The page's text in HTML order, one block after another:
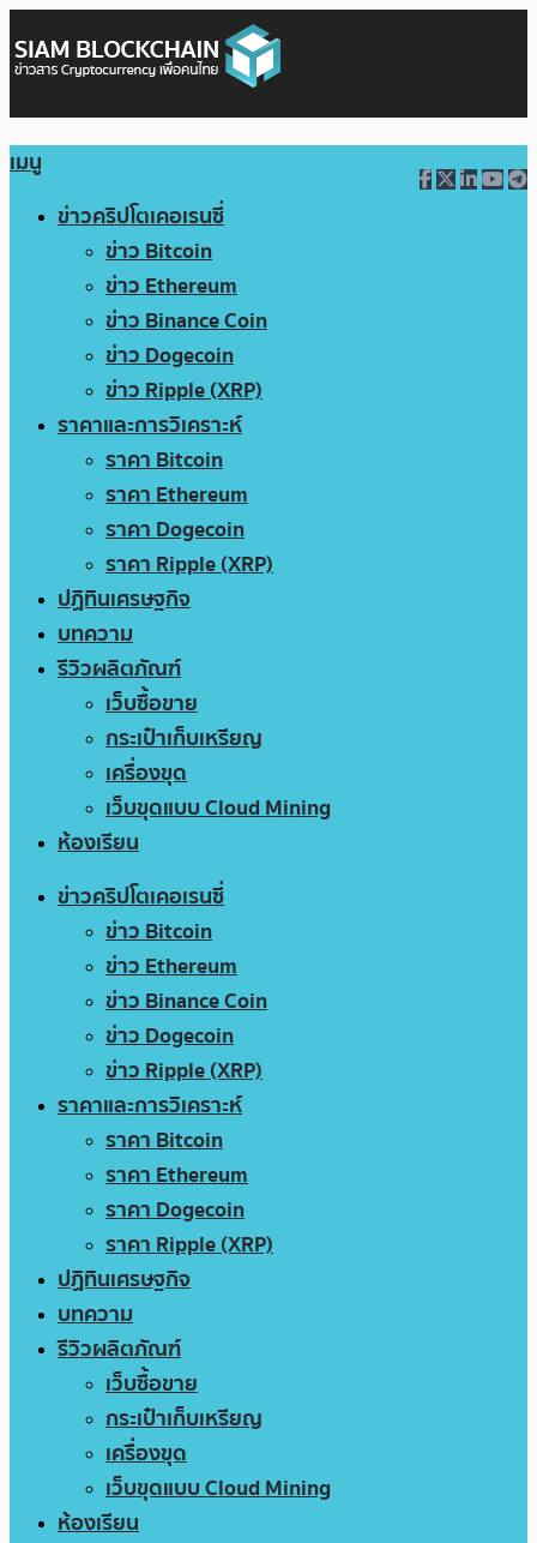
เมนู
ข่าวคริปโตเคอเรนซี่
ข่าว Bitcoin
ข่าว Ethereum
ข่าว Binance Coin
ข่าว Dogecoin
ข่าว Ripple (XRP)
ราคาและการวิเคราะห์
ราคา Bitcoin
ราคา Ethereum
ราคา Dogecoin
ราคา Ripple (XRP)
ปฏิทินเศรษฐกิจ
บทความ
รีวิวผลิตภัณฑ์
เว็บซื้อขาย
กระเป๋าเก็บเหรียญ
เครื่องขุด
เว็บขุดแบบ Cloud Mining
ห้องเรียน
ข่าวคริปโตเคอเรนซี่
ข่าว Bitcoin
ข่าว Ethereum
ข่าว Binance Coin
ข่าว Dogecoin
ข่าว Ripple (XRP)
ราคาและการวิเคราะห์
ราคา Bitcoin
ราคา Ethereum
ราคา Dogecoin
ราคา Ripple (XRP)
ปฏิทินเศรษฐกิจ
บทความ
รีวิวผลิตภัณฑ์
เว็บซื้อขาย
กระเป๋าเก็บเหรียญ
เครื่องขุด
เว็บขุดแบบ Cloud Mining
ห้องเรียน